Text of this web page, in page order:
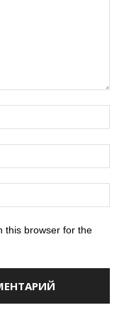
this browser for the